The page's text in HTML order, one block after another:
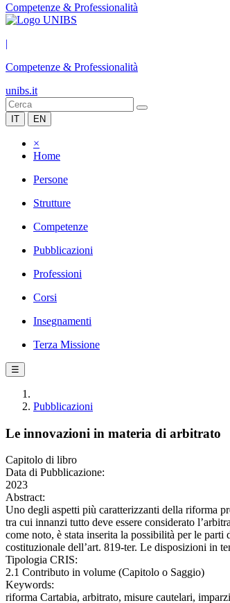
Competenze & Professionalità
|
Competenze & Professionalità
unibs.it
IT EN
×
Home
Persone
Strutture
Competenze
Pubblicazioni
Professioni
Corsi
Insegnamenti
Terza Missione
☰
Pubblicazioni
Le innovazioni in materia di arbitrato
Capitolo di libro
Data di Pubblicazione:
2023
Abstract:
Uno degli aspetti più caratterizzanti della riforma
tra cui innanzi tutto deve essere considerato
come noto, è stata inserita la possibilità per le
costituzionale dell’art. 819-ter. Le disposizioni in
Tipologia CRIS:
2.1 Contributo in volume (Capitolo o Saggio)
Keywords:
riforma Cartabia, arbitrato, misure cautelari,